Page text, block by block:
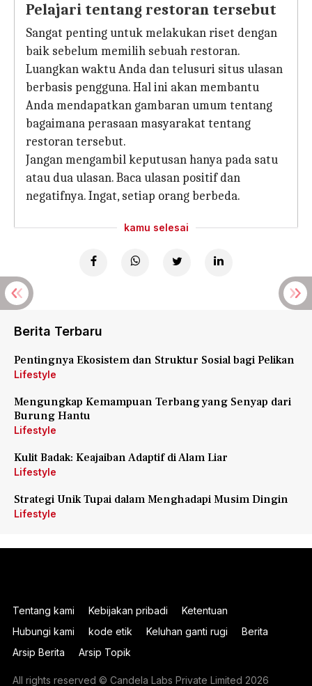
Pelajari tentang restoran tersebut
Sangat penting untuk melakukan riset dengan
baik sebelum memilih sebuah restoran.
Luangkan waktu Anda dan telusuri situs ulasan
berbasis pengguna. Hal ini akan membantu
Anda mendapatkan gambaran umum tentang
bagaimana perasaan masyarakat tentang
restoran tersebut.
Jangan mengambil keputusan hanya pada satu
atau dua ulasan. Baca ulasan positif dan
negatifnya. Ingat, setiap orang berbeda.
kamu selesai
Berita Terbaru
Pentingnya Ekosistem dan Struktur Sosial bagi Pelikan
Lifestyle
Mengungkap Kemampuan Terbang yang Senyap dari
Burung Hantu
Lifestyle
Kulit Badak: Keajaiban Adaptif di Alam Liar
Lifestyle
Strategi Unik Tupai dalam Menghadapi Musim Dingin
Lifestyle
Tentang kami Kebijakan pribadi
Ketentuan
Hubungi kami
kode etik Keluhan ganti rugi
Berita
Arsip Berita
Arsip Topik
All rights reserved © Candela Labs Private Limited 2026